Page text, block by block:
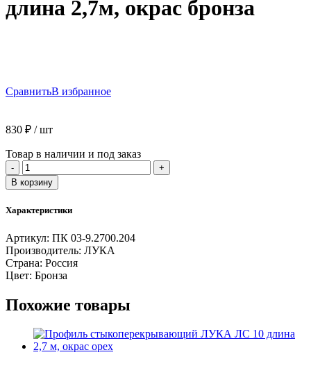
длина 2,7м, окрас бронза
СравнитьВ избранное
830 ₽ / шт
Товар в наличии и под заказ
-
Количество
товара
Профиль
образный
ЛУКА
ПК
03
длина
окрас
+
В корзину
Характеристики
Артикул: ПК 03-9.2700.204
Производитель: ЛУКА
Страна: Россия
Цвет: Бронза
Похожие товары